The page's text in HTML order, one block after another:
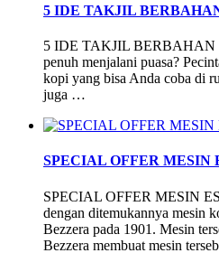
5 IDE TAKJIL
5 IDE TAKJIL BERBAHAN
penuh menjalani puasa?
kopi yang bisa Anda coba di
juga …
SPECIAL OFFER MESIN
SPECIAL OFFER MESIN
dengan ditemukannya mesin
Bezzera pada 1901. Mesin
Bezzera membuat mesin